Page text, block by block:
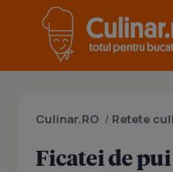
Culinar.RO / Retete
Ficatei de